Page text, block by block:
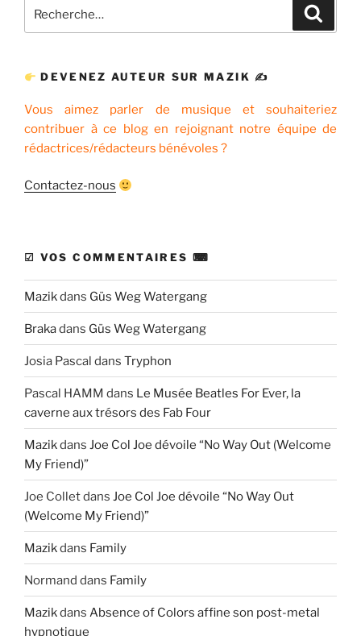
pour
DEVENEZ AUTEUR SUR MAZIK ✍
Vous aimez parler de musique et souhaiteriez
contribuer à ce blog en rejoignant notre équipe de
rédactrices/rédacteurs bénévoles ?
Contactez-nous
☑ VOS COMMENTAIRES ⌨
Mazikdans Güs Weg Watergang
Brakadans Güs Weg Watergang
Josia Pascal dans Tryphon
Pascal HAMM dans Le Musée Beatles For Ever, la
caverne aux trésors des Fab Four
Mazikdans Joe Col Joe dévoile “No Way Out (Welcome
My Friend)”
Joe Colletdans Joe Col Joe dévoile “No Way Out
(Welcome My Friend)”
Mazikdans Family
Normand dans Family
Mazikdans Absence of Colors affine son post-metal
hypnotique